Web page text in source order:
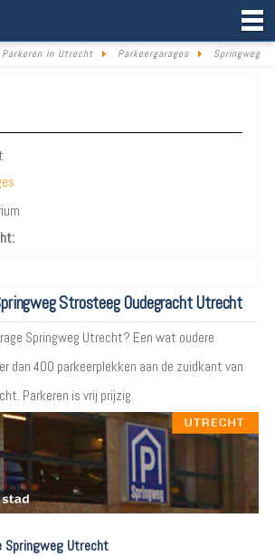
Parkeren in Utrecht Parkeergarages Springweg
Strosteeg Oudegracht Utrecht
Springweg Utrecht? Een wat oudere
dan 400 parkeerplekken aan de zuidkant van
Parkeren is vrij prijzig.
Springweg Utrecht